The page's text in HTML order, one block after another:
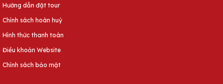
Hướng dẫn đặt tour
Chính sách hoàn huỷ
Hình thức thanh toán
Điều khoản Website
Chính sách bảo mật